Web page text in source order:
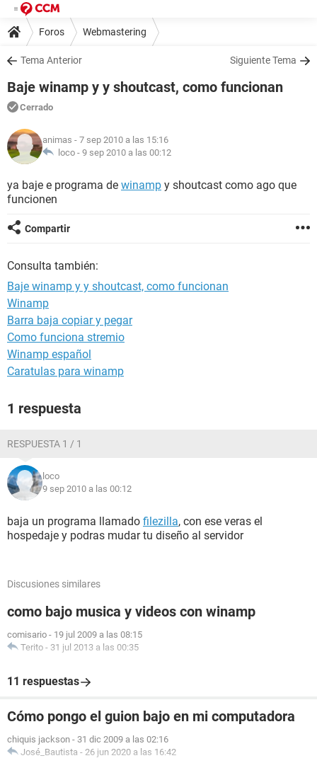
Foros Webmastering
Tema Anterior Siguiente Tema
Baje winamp y y shoutcast, como funcionan
Cerrado
animas - 7 sep 2010 a las 15:16
loco - 9 sep 2010 a las 00:12
ya baje e programa de winamp y shoutcast como ago que
funcionen
Compartir
Consulta también:
Baje winamp y y shoutcast, como funcionan
Winamp
Barra baja copiar y pegar
Como funciona stremio
Winamp español
Caratulas para winamp
1 respuesta
RESPUESTA 1 / 1
loco
9 sep 2010 a las 00:12
baja un programa llamado filezilla, con ese veras el
hospedaje y podras mudar tu diseño al servidor
Discusiones similares
como bajo musica y videos con winamp
comisario - 19 jul 2009 a las 08:15
Terito - 31 jul 2013 a las 00:35
11 respuestas
Cómo pongo el guion bajo en mi computadora
chiquis jackson - 31 dic 2009 a las 02:16
José_Bautista - 26 jun 2020 a las 16:42